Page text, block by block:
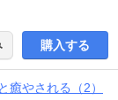
購入する
癒やされる（2）